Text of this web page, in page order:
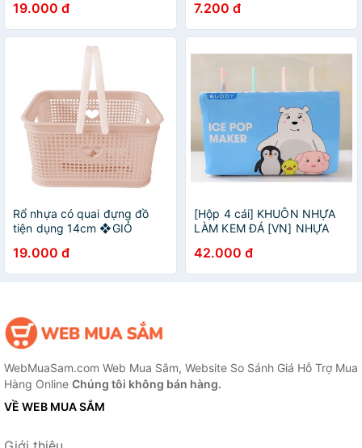
19.000 đ
TIM❖
7.200 đ
Rổ nhựa có quai đựng đồ
tiện dụng 14cm ❖GIỎ
19.000 đ
[Hộp 4 cái] KHUÔN NHỰA
LÀM KEM ĐÁ [VN] NHỰA
42.000 đ
WebMuaSam.com Web Mua Sắm, Website So Sánh Giá Hỗ Trợ Mua
Hàng Online Chúng tôi không bán hàng.
VỀ WEB MUA SẮM